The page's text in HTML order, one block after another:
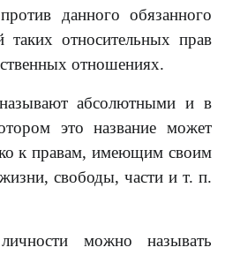
данного обязанного
таких относительных прав
отношениях.
абсолютными и в
это название может
к правам, имеющим своим
свободы, части и т. п.
можно называть